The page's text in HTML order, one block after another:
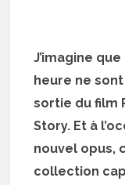
J’imagine
heure ne
sortie du film
Story. Et à
nouvel opus,
collection